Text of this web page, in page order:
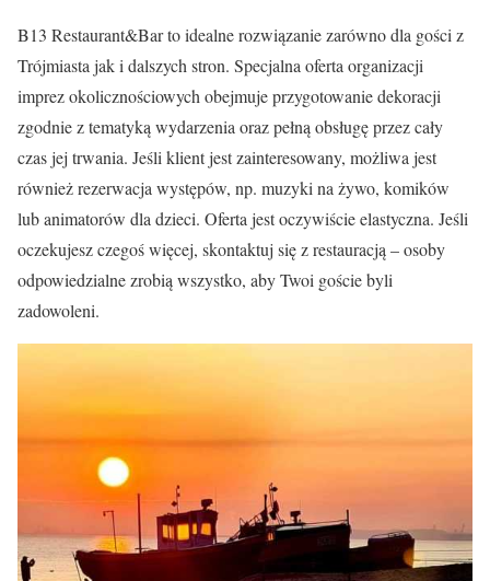
B13 Restaurant&Bar to idealne rozwiązanie zarówno dla gości z
Trójmiasta jak i dalszych stron. Specjalna oferta organizacji
imprez okolicznościowych obejmuje przygotowanie dekoracji
zgodnie z tematyką wydarzenia oraz pełną obsługę przez cały
czas jej trwania. Jeśli klient jest zainteresowany, możliwa jest
również rezerwacja występów, np. muzyki na żywo, komików
lub animatorów dla dzieci. Oferta jest oczywiście elastyczna. Jeśli
oczekujesz czegoś więcej, skontaktuj się z restauracją – osoby
odpowiedzialne zrobią wszystko, aby Twoi goście byli
zadowoleni.